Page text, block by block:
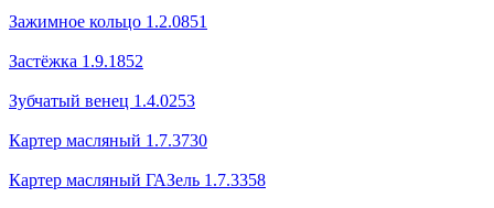
Зажимное кольцо 1.2.0851
Застёжка 1.9.1852
Зубчатый венец 1.4.0253
Картер масляный 1.7.3730
Картер масляный ГАЗель 1.7.3358